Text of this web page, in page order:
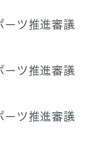
ツ推進審議
ツ推進審議
ツ推進審議